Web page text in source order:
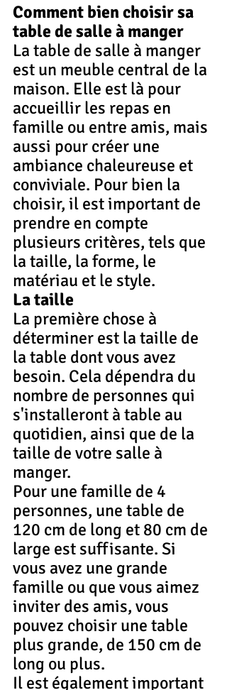
Comment bien choisir sa
table de salle à manger
La table de salle à manger
est un meuble central de la
maison. Elle est là pour
accueillir les repas en
famille ou entre amis, mais
aussi pour créer une
ambiance chaleureuse et
conviviale. Pour bien la
choisir, il est important de
prendre en compte
plusieurs critères, tels que
la taille, la forme, le
matériau et le style.
La taille
La première chose à
déterminer est la taille de
la table dont vous avez
besoin. Cela dépendra du
nombre de personnes qui
s'installeront à table au
quotidien, ainsi que de la
taille de votre salle à
manger.
Pour une famille de 4
personnes, une table de
120 cm de long et 80 cm de
large est suffisante. Si
vous avez une grande
famille ou que vous aimez
inviter des amis, vous
pouvez choisir une table
plus grande, de 150 cm de
long ou plus.
Il est également important